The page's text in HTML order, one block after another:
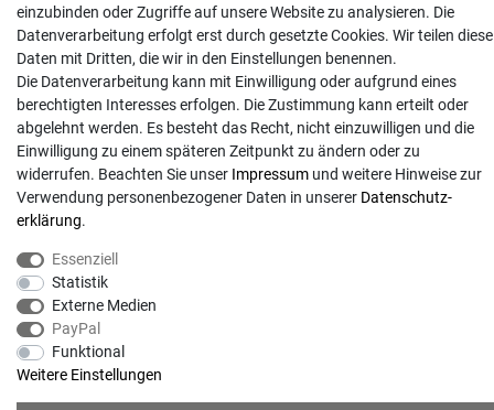
Mo. - Do. 08:00 - 17:00 | Fr. 8:00 - 15:00
Anrufe aus dem dt. Festnetz zum Ortstarif, Preise aus dem Mobilfunknetz ggf.
abweichend (abhängig vom Provider).
© Copyright 2026 | Alle Rechte vorbehalten. - Gartentechnik Hansen | Realisation
einzubinden oder Zugriffe auf unsere Website zu analysieren. Die
Datenverarbeitung erfolgt erst durch gesetzte Cookies. Wir teilen diese
Daten mit Dritten, die wir in den Einstellungen benennen.
Die Datenverarbeitung kann mit Einwilligung oder aufgrund eines
berechtigten Interesses erfolgen. Die Zustimmung kann erteilt oder
abgelehnt werden. Es besteht das Recht, nicht einzuwilligen und die
Einwilligung zu einem späteren Zeitpunkt zu ändern oder zu
widerrufen. Beachten Sie unser Impressum und weitere Hinweise zur
Verwendung personenbezogener Daten in unserer Daten­schutz­
erklärung.
Essenziell
Statistik
Externe Medien
PayPal
Funktional
Weitere Einstellungen